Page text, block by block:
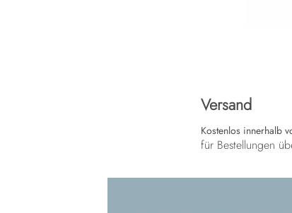
Versand
Kostenlos innerhalb
für Bestellungen